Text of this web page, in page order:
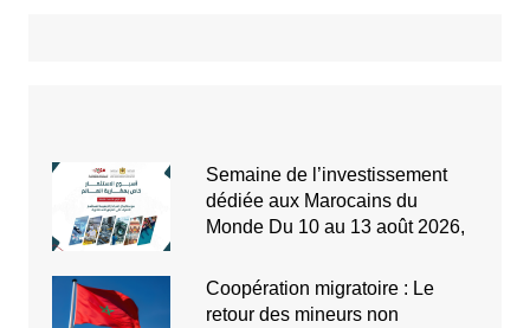
Semaine de l’investissement
dédiée aux Marocains du
Monde Du 10 au 13 août 2026,
Coopération migratoire : Le
retour des mineurs non